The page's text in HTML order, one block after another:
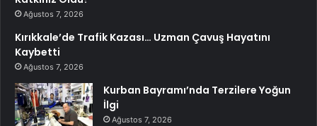
Ağustos 7, 2026
Kırıkkale’de Trafik Kazası… Uzman Çavuş Hayatını
Kaybetti
Ağustos 7, 2026
Kurban Bayramı’nda Terzilere Yoğun
İlgi
Ağustos 7, 2026